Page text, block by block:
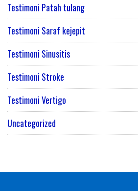
Testimoni Patah tulang
Testimoni Saraf kejepit
Testimoni Sinusitis
Testimoni Stroke
Testimoni Vertigo
Uncategorized